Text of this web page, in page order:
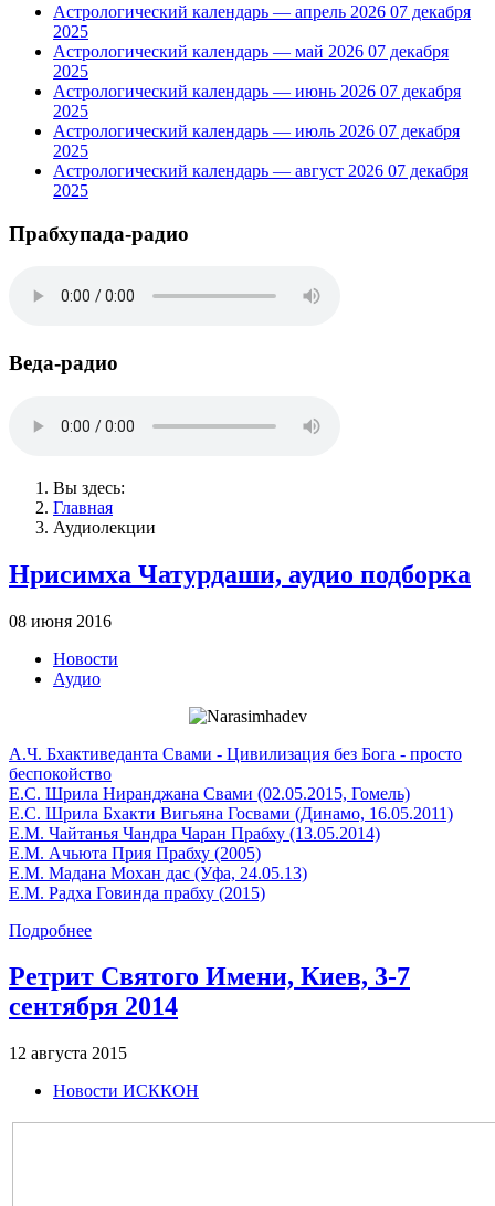
Астрологический календарь — апрель 2026 07 декабря
2025
Астрологический календарь — май 2026 07 декабря
2025
Астрологический календарь — июнь 2026 07 декабря
2025
Астрологический календарь — июль 2026 07 декабря
2025
Астрологический календарь — август 2026 07 декабря
2025
Прабхупада-радио
Веда-радио
Вы здесь:
Главная
Аудиолекции
Нрисимха Чатурдаши, аудио подборка
08 июня 2016
Новости
Аудио
A.Ч. Бхактиведанта Свами - Цивилизация без Бога - просто
беспокойство
Е.С. Шрила Ниранджана Свами (02.05.2015, Гомель)
Е.С. Шрила Бхакти Вигьяна Госвами (Динамо, 16.05.2011)
Е.М. Чайтанья Чандра Чаран Прабху (13.05.2014)
Е.М. Ачьюта Прия Прабху (2005)
Е.М. Мадана Мохан дас (Уфа, 24.05.13)
Е.М. Радха Говинда прабху (2015)
Подробнее
Ретрит Святого Имени, Киев, 3-7
сентября 2014
12 августа 2015
Новости ИСККОН